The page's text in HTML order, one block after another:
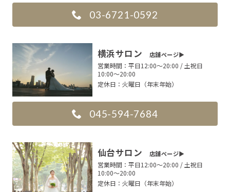
03-6721-0592
横浜サロン 店舗ページ▶︎
営業時間： 平日12:00〜20:00 / 土祝日
10:00〜20:00
定休日： 火曜日（年末年始）
045-594-7684
仙台サロン 店舗ページ▶︎
営業時間： 平日12:00〜20:00 / 土祝日
10:00〜20:00
定休日： 火曜日（年末年始）